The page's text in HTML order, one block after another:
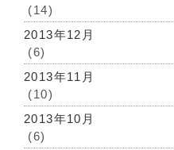
(14)
2013年12月
(6)
2013年11月
(10)
2013年10月
(6)